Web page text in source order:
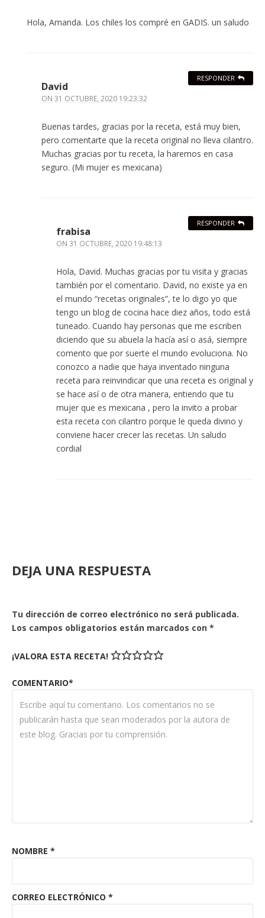
Hola, Amanda. Los chiles los compré en GADIS. un saludo
David
ON 31 OCTUBRE, 2020 19:23:32
Buenas tardes, gracias por la receta, está muy bien,
pero comentarte que la receta original no lleva cilantro.
Muchas gracias por tu receta, la haremos en casa
seguro. (Mi mujer es mexicana)
RESPONDER
frabisa
ON 31 OCTUBRE, 2020 19:48:13
Hola, David. Muchas gracias por tu visita y gracias
también por el comentario. David, no existe ya en
el mundo “recetas originales”, te lo digo yo que
tengo un blog de cocina hace diez años, todo está
tuneado. Cuando hay personas que me escriben
diciendo que su abuela la hacía así o asá, siempre
comento que por suerte el mundo evoluciona. No
conozco a nadie que haya inventado ninguna
receta para reinvindicar que una receta es original y
se hace así o de otra manera, entiendo que tu
mujer que es mexicana , pero la invito a probar
esta receta con cilantro porque le queda divino y
conviene hacer crecer las recetas. Un saludo
cordial
RESPONDER
DEJA UNA RESPUESTA
Tu dirección de correo electrónico no será publicada.
Los campos obligatorios están marcados con *
¡VALORA ESTA RECETA!
COMENTARIO*
NOMBRE *
CORREO ELECTRÓNICO *